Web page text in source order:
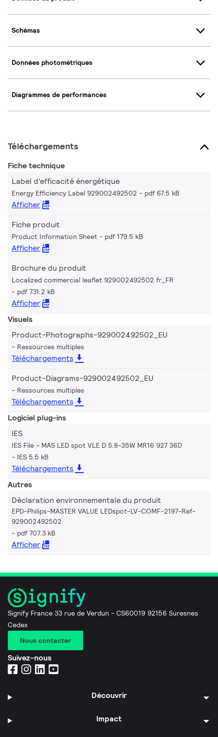
Schémas
Données photométriques
Diagrammes de performances
Téléchargements
Fiche technique
Label d’efficacité énergétique
Energy Efficiency Label 929002492502 pdf 67.5 kB
Afficher
Fiche produit
Product Information Sheet pdf 179.5 kB
Afficher
Brochure du produit
Localized commercial leaflet 929002492502 fr_FR
pdf 731.2 kB
Afficher
Visuels
Product-Photographs-929002492502_EU
Ressources multiples
Téléchargements
Product-Diagrams-929002492502_EU
Ressources multiples
Téléchargements
Logiciel plug-ins
IES
IES File - MAS LED spot VLE D 5.8-35W MR16 927 36D
IES 5.5 kB
Téléchargements
Autres
Déclaration environnementale du produit
EPD-Philips-MASTER VALUE LEDspot-LV-COMF-2197-Ref-
929002492502
pdf 707.3 kB
Afficher
Signify France 33 rue de Verdun - CS60019 92156 Suresnes
Cedex
Nous contacter
Suivez-nous
Découvrir
Impact